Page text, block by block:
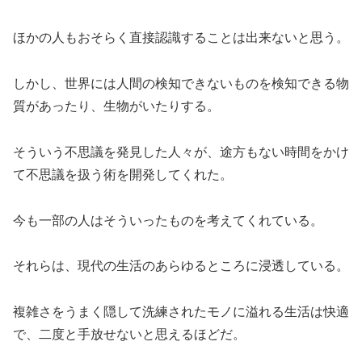
ほかの人もおそらく直接認識することは出来ないと思う。
しかし、世界には人間の検知できないものを検知できる物
質があったり、生物がいたりする。
そういう不思議を発見した人々が、途方もない時間をかけ
て不思議を扱う術を開発してくれた。
今も一部の人はそういったものを考えてくれている。
それらは、現代の生活のあらゆるところに浸透している。
複雑さをうまく隠して洗練されたモノに溢れる生活は快適
で、二度と手放せないと思えるほどだ。